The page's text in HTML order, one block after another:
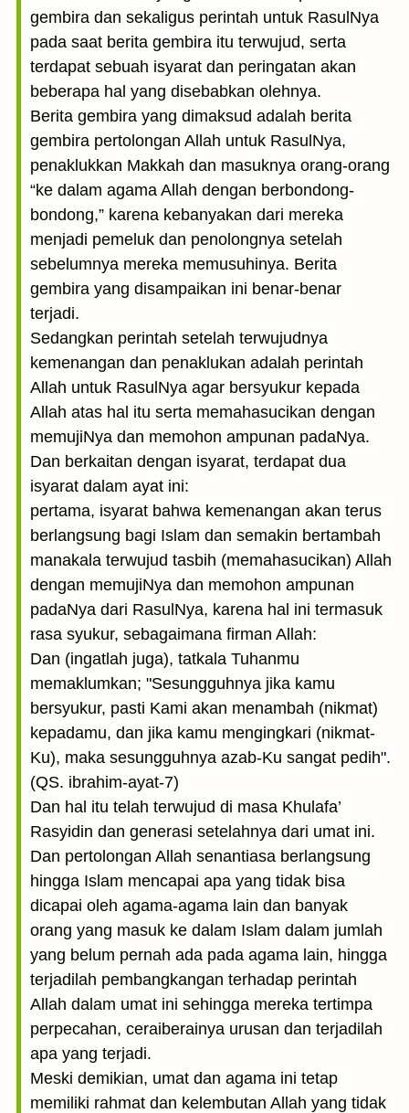
gembira dan sekaligus perintah untuk RasulNya
pada saat berita gembira itu terwujud, serta
terdapat sebuah isyarat dan peringatan akan
beberapa hal yang disebabkan olehnya.
Berita gembira yang dimaksud adalah berita
gembira pertolongan Allah untuk RasulNya,
penaklukkan Makkah dan masuknya orang-orang
“ke dalam agama Allah dengan berbondong-
bondong,” karena kebanyakan dari mereka
menjadi pemeluk dan penolongnya setelah
sebelumnya mereka memusuhinya. Berita
gembira yang disampaikan ini benar-benar
terjadi.
Sedangkan perintah setelah terwujudnya
kemenangan dan penaklukan adalah perintah
Allah untuk RasulNya agar bersyukur kepada
Allah atas hal itu serta memahasucikan dengan
memujiNya dan memohon ampunan padaNya.
Dan berkaitan dengan isyarat, terdapat dua
isyarat dalam ayat ini:
pertama, isyarat bahwa kemenangan akan terus
berlangsung bagi Islam dan semakin bertambah
manakala terwujud tasbih (memahasucikan) Allah
dengan memujiNya dan memohon ampunan
padaNya dari RasulNya, karena hal ini termasuk
rasa syukur, sebagaimana firman Allah:
Dan (ingatlah juga), tatkala Tuhanmu
memaklumkan; "Sesungguhnya jika kamu
bersyukur, pasti Kami akan menambah (nikmat)
kepadamu, dan jika kamu mengingkari (nikmat-
Ku), maka sesungguhnya azab-Ku sangat pedih".
(QS. ibrahim-ayat-7)
Dan hal itu telah terwujud di masa Khulafa’
Rasyidin dan generasi setelahnya dari umat ini.
Dan pertolongan Allah senantiasa berlangsung
hingga Islam mencapai apa yang tidak bisa
dicapai oleh agama-agama lain dan banyak
orang yang masuk ke dalam Islam dalam jumlah
yang belum pernah ada pada agama lain, hingga
terjadilah pembangkangan terhadap perintah
Allah dalam umat ini sehingga mereka tertimpa
perpecahan, ceraiberainya urusan dan terjadilah
apa yang terjadi.
Meski demikian, umat dan agama ini tetap
memiliki rahmat dan kelembutan Allah yang tidak